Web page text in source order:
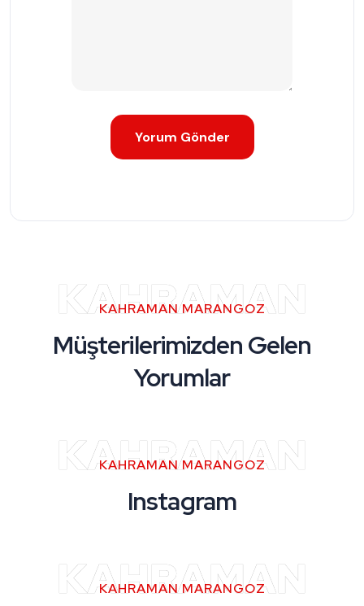
KAHRAMAN MARANGOZ
Müşterilerimizden Gelen
Yorumlar
KAHRAMAN
KAHRAMAN MARANGOZ
Instagram
KAHRAMAN
KAHRAMAN MARANGOZ
KAHRAMAN